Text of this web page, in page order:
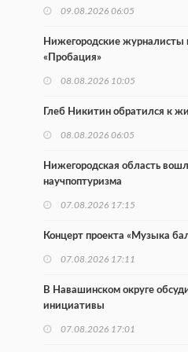
09.08.2026 06:05
Нижегородские журналисты
«Пробация»
08.08.2026 10:05
Глеб Никитин обратился к
08.08.2026 06:05
Нижегородская область
научпоптуризма
07.08.2026 17:15
Концерт проекта «Музыка
07.08.2026 17:11
В Навашинском округе
инициативы
07.08.2026 17:01